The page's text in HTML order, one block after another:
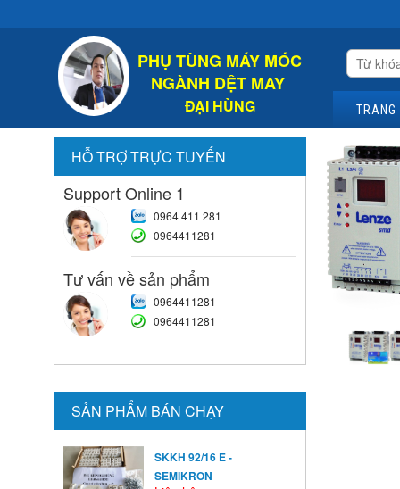
PHỤ TÙNG MÁY MÓC
NGÀNH DỆT MAY
ĐẠI HÙNG TRANG
HỖ TRỢ TRỰC TUYẾN
Support Online 1
0964 411 281
0964411281
Tư vấn về sản phẩm
0964411281
0964411281
SẢN PHẨM BÁN CHẠY
SKKH 92/16 E -
SEMIKRON